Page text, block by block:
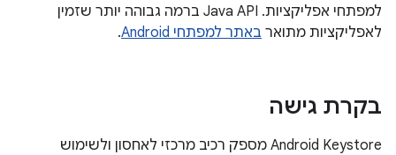
למפתחי אפליקציות. ‫Java API ברמה גבוהה יותר שזמין
לאפליקציות מתואר באתר למפתחי Android .
בקרת גישה
‫Android Keystore מספק רכיב מרכזי לאחסון ולשימוש